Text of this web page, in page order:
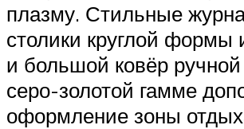
плазму. Стильные
столики круглой формы
и большой ковёр
серо-золотой гамме
оформление зоны